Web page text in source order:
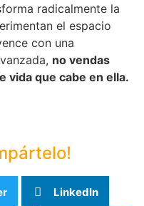
radicalmente la
el espacio
con una
no vendas
vida que cabe en ella.
LinkedIn